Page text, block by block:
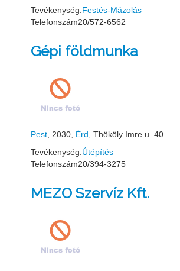
Tevékenység:Festés-Mázolás
Telefonszám20/572-6562
Gépi földmunka
Pest, 2030, Érd, Thököly Imre u. 40
Tevékenység:Útépítés
Telefonszám20/394-3275
MEZO Szervíz Kft.